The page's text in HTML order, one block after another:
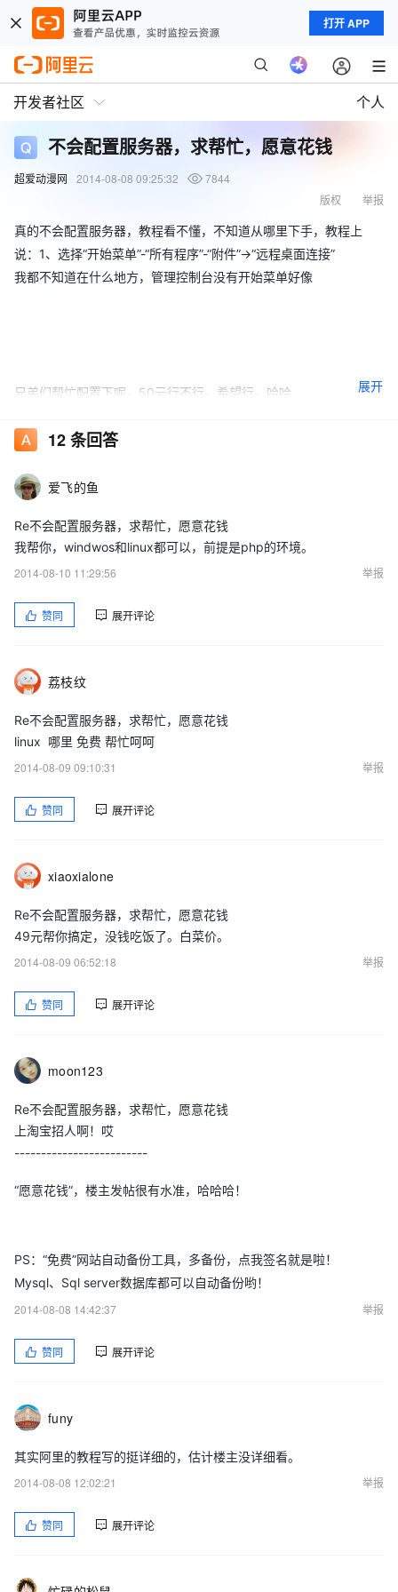
打开 APP
开发者社区 个人
不会配置服务器，求帮忙，愿意花钱
超爱动漫网 2014-08-08 09:25:32
7844
举报
版权
真的不会配置服务器，教程看不懂，不知道从哪里下手，教程上
说：1、选择“开始菜单”-“所有程序”-“附件”->“远程桌面连接”
我都不知道在什么地方，管理控制台没有开始菜单好像
兄弟们帮忙配置下呢，50元行不行，希望行，哈哈 展开
12条回答
爱飞的鱼
Re不会配置服务器，求帮忙，愿意花钱
我帮你，windwos和linux都可以，前提是php的环境。
2014-08-10 11:29:56
举报
赞同 展开评论
荔枝纹
Re不会配置服务器，求帮忙，愿意花钱
linux 哪里 免费 帮忙呵呵
2014-08-09 09:10:31
举报
赞同 展开评论
xiaoxialone
Re不会配置服务器，求帮忙，愿意花钱
49元帮你搞定，没钱吃饭了。白菜价。
2014-08-09 06:52:18
举报
赞同 展开评论
moon123
Re不会配置服务器，求帮忙，愿意花钱
上淘宝招人啊！哎
-------------------------
“愿意花钱”，楼主发帖很有水准，哈哈哈！
PS：“免费”网站自动备份工具，多备份，点我签名就是啦！
Mysql、Sql server数据库都可以自动备份哟！
2014-08-08 14:42:37
举报
赞同 展开评论
funy
其实阿里的教程写的挺详细的，估计楼主没详细看。
2014-08-08 12:02:21
举报
赞同 展开评论